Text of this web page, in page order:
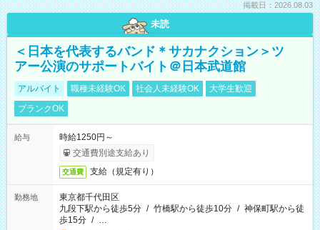
掲載日：2026.08.03
未読
＜日本を代表するバンド＊サカナクション＞ツ
アー公演のサポートバイト＠日本武道館
アルバイト 職種未経験OK 社会人未経験OK
大学生歓迎
ブランクOK
給与
時給1250円～
交通費別途支給あり
交通費 支給（規定有り）
勤務地
東京都千代田区
九段下駅から徒歩5分 / 竹橋駅から徒歩10分 / 神保町駅から徒
歩15分 / …